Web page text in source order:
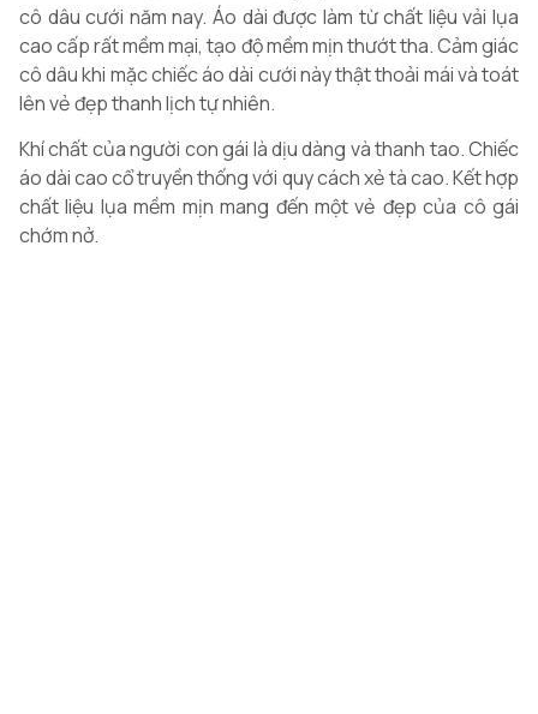
cô dâu cưới năm nay. Áo dài được làm từ chất liệu vải lụa
cao cấp rất mềm mại, tạo độ mềm mịn thướt tha. Cảm giác
cô dâu khi mặc chiếc áo dài cưới này thật thoải mái và toát
lên vẻ đẹp thanh lịch tự nhiên.
Khí chất của người con gái là dịu dàng và thanh tao. Chiếc
áo dài cao cổ truyền thống với quy cách xẻ tà cao. Kết hợp
chất liệu lụa mềm mịn mang đến một vẻ đẹp của cô gái
chớm nở.